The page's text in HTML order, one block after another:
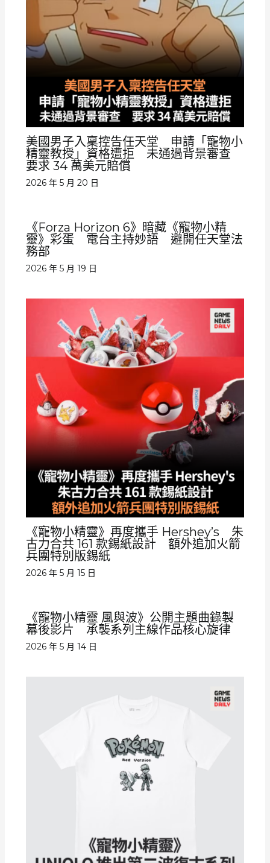
美國男子入稟控告任天堂 申請「寵物小
精靈教授」資格遭拒 未通過背景審查
要求 34 萬美元賠償
2026 年 5 月 20 日
《Forza Horizon 6》暗藏《寵物小精
靈》彩蛋 電台主持妙語 避開任天堂法
務部
2026 年 5 月 19 日
《寵物小精靈》再度攜手 Hershey’s 朱
古力合共 161 款錫紙設計 額外追加火箭
兵團特別版錫紙
2026 年 5 月 15 日
《寵物小精靈 風與波》公開主題曲錄製
幕後影片 承襲系列主線作品核心旋律
2026 年 5 月 14 日